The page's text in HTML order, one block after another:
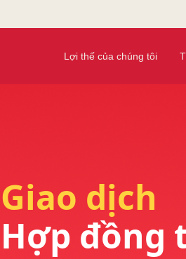
Lợi thế của chúng tôi
Giao dịch
Hợp đồng